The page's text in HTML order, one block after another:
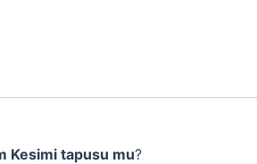
Kesimi tapusu mu?